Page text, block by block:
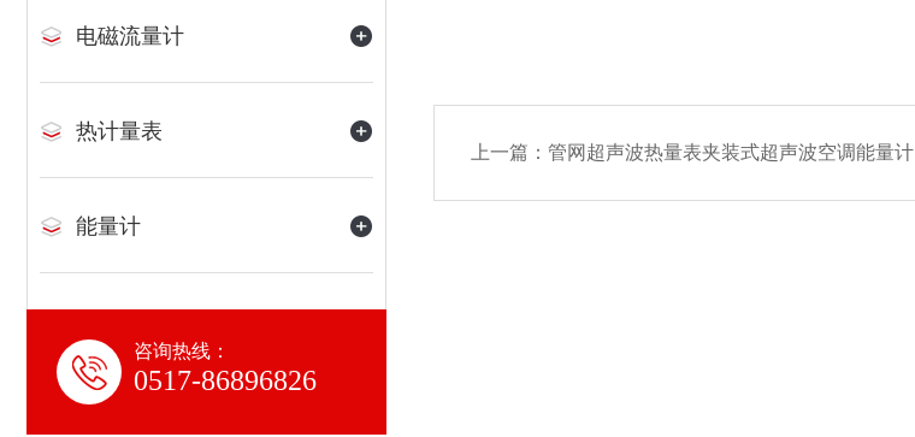
电磁流量计
热计量表
能量计
咨询热线：
0517-86896826
上一篇： 管网超声波热量表夹装式超声波空调能量计